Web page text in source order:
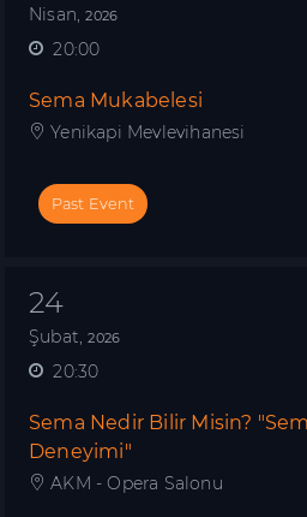
Nisan,2026
20:00
Sema Mukabelesi
Yenikapi Mevlevihanesi
Past Event
24
Şubat,2026
20:30
Sema Nedir Bilir Misin?
Deneyimi"
AKM - Opera Salonu